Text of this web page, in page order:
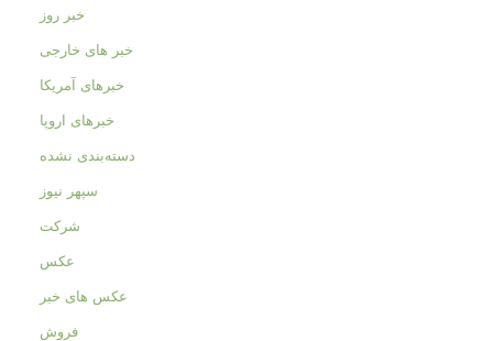
خبر روز
خبر های خارجی
خبرهای آمریکا
خبرهای اروپا
دسته‌بندی نشده
سپهر نیوز
شرکت
عکس
عکس های خبر
فروش